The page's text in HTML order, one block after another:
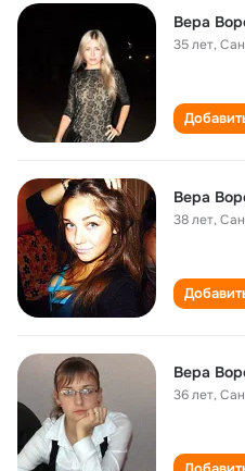
Вера
35 лет,
Вера
38 лет,
Вера
36 лет,